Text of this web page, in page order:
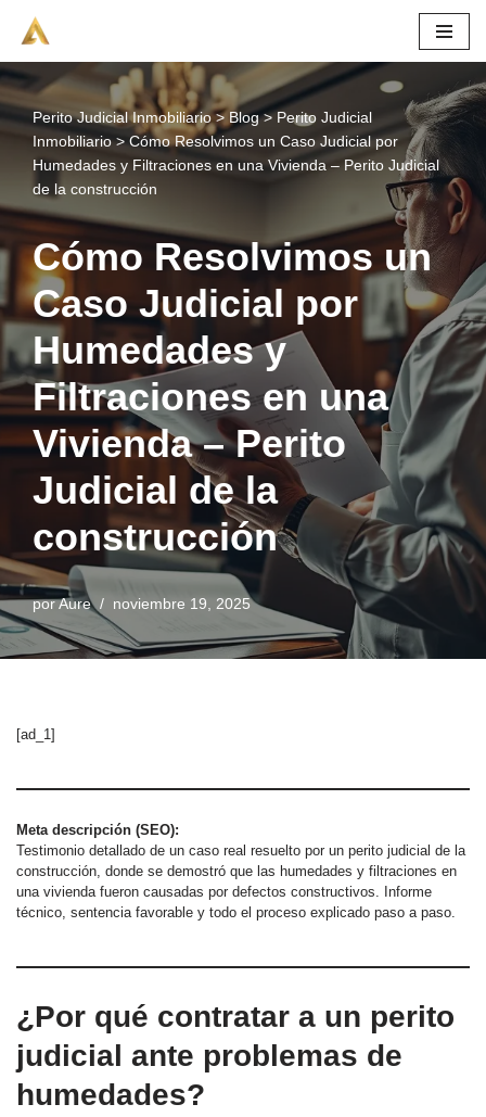
Saltar
al
contenido
Perito Judicial Inmobiliario> Blog>Perito Judicial
Inmobiliario> Cómo Resolvimos un Caso Judicial por
Humedades y Filtraciones en una Vivienda – Perito Judicial
de la construcción
Cómo Resolvimos un
Caso Judicial por
Humedades y
Filtraciones en una
Vivienda – Perito
Judicial de la
construcción
porAure noviembre 19, 2025
[ad_1]
Meta descripción (SEO):
Testimonio detallado de un caso real resuelto por un perito judicial de la
construcción, donde se demostró que las humedades y filtraciones en
una vivienda fueron causadas por defectos constructivos. Informe
técnico, sentencia favorable y todo el proceso explicado paso a paso.
¿Por qué contratar a un perito
judicial ante problemas de
humedades?